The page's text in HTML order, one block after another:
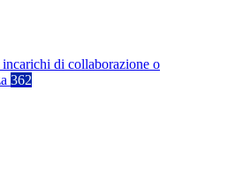
di collaborazione o
362